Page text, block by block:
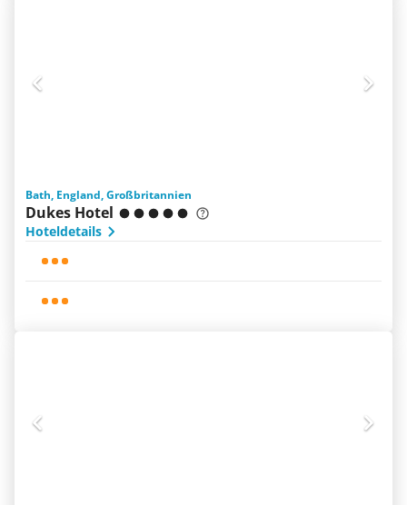
Bath, England, Großbritannien
Dukes Hotel
Hoteldetails